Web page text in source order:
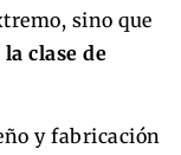
sino que
la clase de
y fabricación